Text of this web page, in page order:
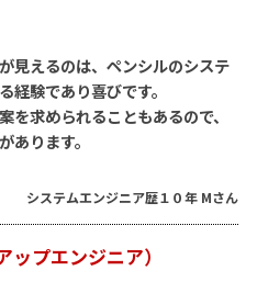
見えるのは、ペンシルのシステ
経験であり喜びです。
を求められることもあるので、
あります。
システムエンジニア歴１０年 Mさん
プエンジニア）